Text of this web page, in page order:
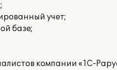
учет;
базе;
компании «1С-